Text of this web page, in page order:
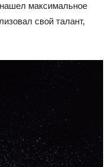
максимальное
свой талант,